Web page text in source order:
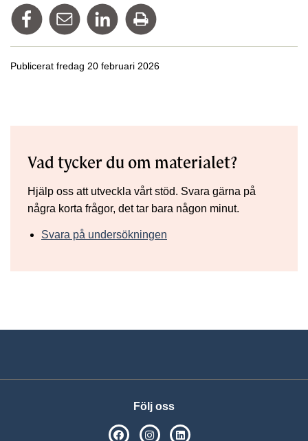
Dela på Facebook
Tipsa via mailDela på Linkedin
Publicerat fredag 20 februari 2026
Vad tycker du om materialet?
Hjälp oss att utveckla vårt stöd. Svara gärna på
några korta frågor, det tar bara någon minut.
Svara på undersökningen
Följ oss
SPSM på Facebook
SPSM på Instagram